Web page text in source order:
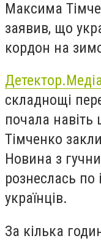
Максима
заявив, що
кордон на
складнощі
почала
Тімченко
Новина з
рознеслась по
українців.
За кілька